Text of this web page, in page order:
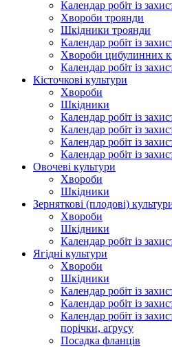
Календар робіт із
Хвороби троянди
Шкідники троянди
Календар робіт із
Хвороби цибулинних
Календар робіт із
Кісточкові культури
Хвороби
Шкідники
Календар робіт із
Календар робіт із
Календар робіт із
Календар робіт із
Овочеві культури
Хвороби
Шкідники
Зерняткові (плодові)
Хвороби
Шкідники
Календар робіт із
Ягідні культури
Хвороби
Шкідники
Календар робіт із
Календар робіт із
Календар робіт із
порічки, аґрусу
Посадка фланців